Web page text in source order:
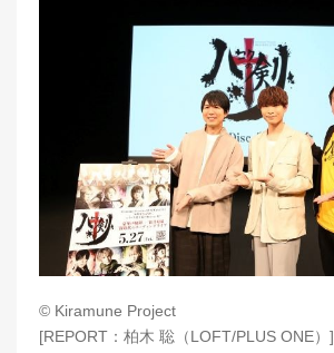
© Kiramune Project
[REPORT：柏木 聡（LOFT/PLUS ONE）]